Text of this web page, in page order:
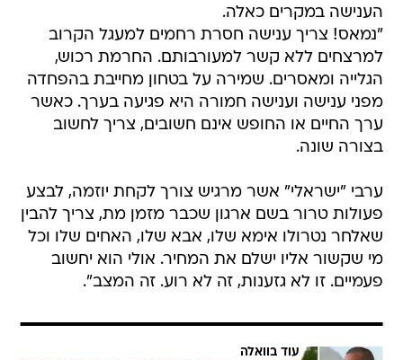
הענישה במקרים כאלה.
"נמאס! צריך ענישה חסרת רחמים למעגל הקרוב
למרצחים ללא קשר למעורבותם. החרמת רכוש,
הגלייה ומאסרים. שמירה על בטחון מחייבת בהפחדה
מפני ענישה וענישה חמורה היא פגיעה בערך. כאשר
ערך החיים או החופש אינם חשובים, צריך לחשוב
בצורה שונה.
ערבי "ישראלי" אשר מרגיש צורך לקחת יוזמה, לבצע
פעולות טרור בשם ארגון שכבר מזמן מת, צריך להבין
שאלחר נטרולו אימא שלו, אבא שלו, האחים שלו וכל
מי שקשור אליו ישלם את המחיר. אולי הוא יחשוב
פעמיים. זו לא גזענות, זה לא רוע. זה המצב".
עוד בוואלה